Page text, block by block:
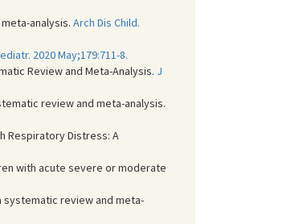
analysis. Arch Dis Child.
2020 May;179:711-8.
Review and Meta-Analysis. J
review and meta-analysis.
Respiratory Distress: A
with acute severe or moderate
systematic review and meta-